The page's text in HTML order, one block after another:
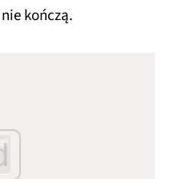
kończą.